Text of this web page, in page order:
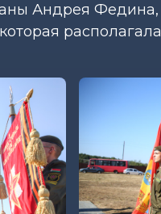
Андрея Федина,